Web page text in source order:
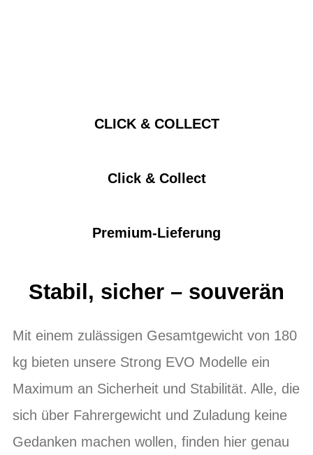
CLICK & COLLECT
Click & Collect
Premium-Lieferung
Stabil, sicher – souverän
Mit einem zulässigen Gesamtgewicht von 180
kg bieten unsere Strong EVO Modelle ein
Maximum an Sicherheit und Stabilität. Alle, die
sich über Fahrergewicht und Zuladung keine
Gedanken machen wollen, finden hier genau